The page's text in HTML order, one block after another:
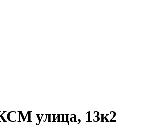
улица, 13к2